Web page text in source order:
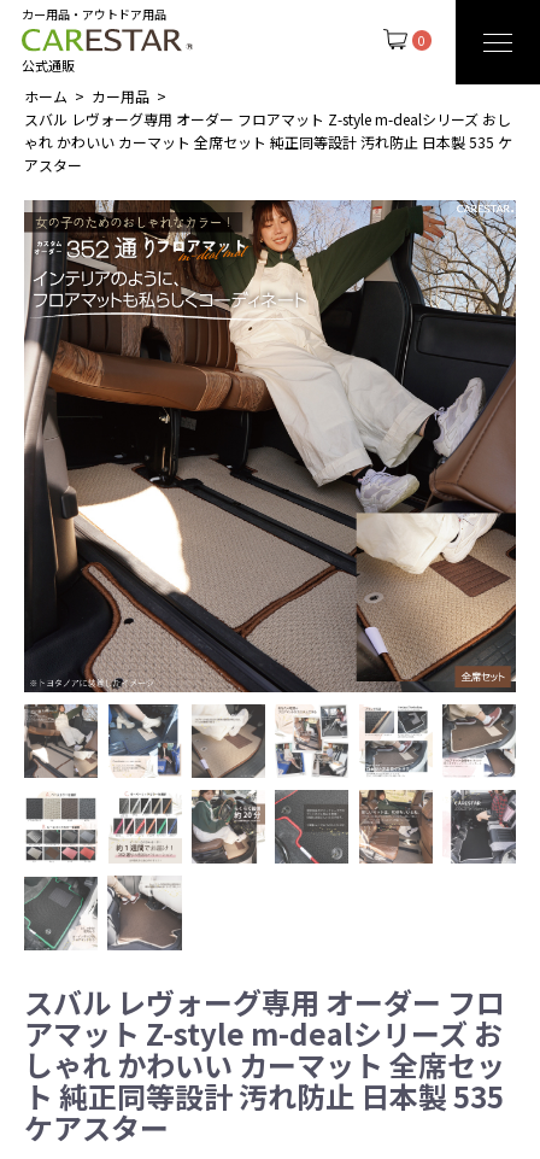
0
カー用品・アウトドア用品
公式通販
ホーム
カー用品
スバル レヴォーグ専用 オーダー フロアマット Z-style m-dealシリーズ おし
ゃれ かわいい カーマット 全席セット 純正同等設計 汚れ防止 日本製 535 ケ
アスター
スバル レヴォーグ専用 オーダー フロ
アマット Z-style m-dealシリーズ お
しゃれ かわいい カーマット 全席セッ
ト 純正同等設計 汚れ防止 日本製 535
ケアスター